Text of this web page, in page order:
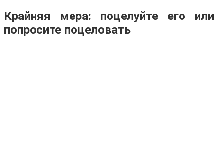
Крайняя мера: поцелуйте его или
попросите поцеловать